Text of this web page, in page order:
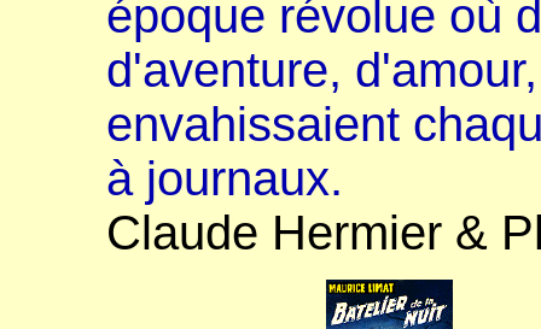
époque révolue où
d'aventure,
envahissaient
à journaux.
Claude Hermier &